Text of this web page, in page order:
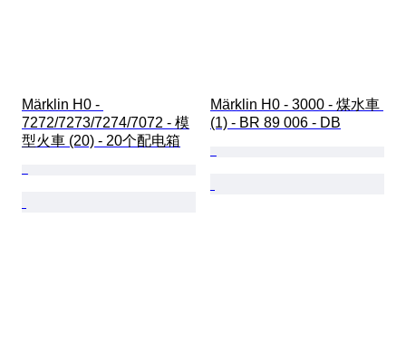
Märklin H0 -
7272/7273/7274/7072 - 模
型火車 (20) - 20个配电箱
Märklin H0 - 3000 - 煤水車
(1) - BR 89 006 - DB